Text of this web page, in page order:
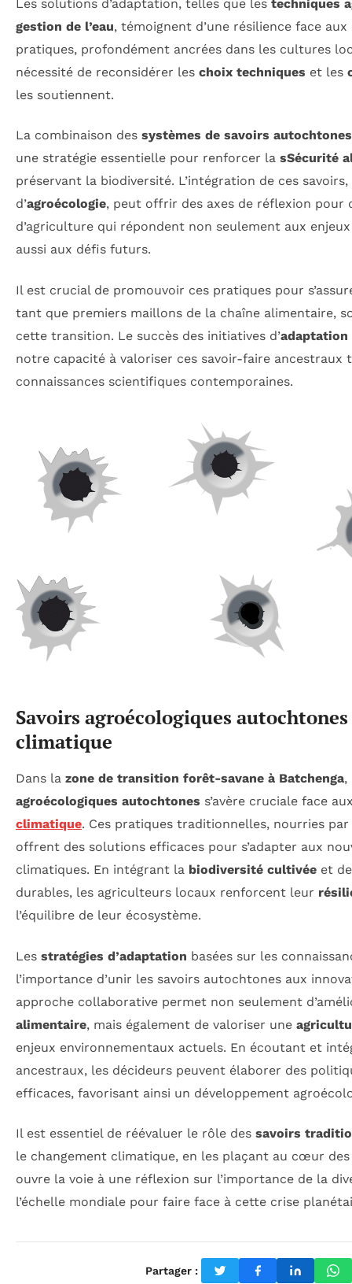
Les solutions d’adaptation, telles que les techniques
gestion de l’eau, témoignent d’une résilience face
pratiques, profondément ancrées dans les cultures
nécessité de reconsidérer les choix techniques et les
les soutiennent.
La combinaison des systèmes de savoirs
une stratégie essentielle pour renforcer la sSécurité
préservant la biodiversité. L’intégration de ces
d’agroécologie, peut offrir des axes de réflexion pour
d’agriculture qui répondent non seulement aux
aussi aux défis futurs.
Il est crucial de promouvoir ces pratiques pour
tant que premiers maillons de la chaîne alimentaire,
cette transition. Le succès des initiatives d’
notre capacité à valoriser ces savoir-faire
connaissances scientifiques contemporaines.
Savoirs agroécologiques
climatique
Dans la zone de transition forêt-savane à Batchenga,
agroécologiques autochtones s’avère cruciale face
climatique. Ces pratiques traditionnelles, nourries par
offrent des solutions efficaces pour s’adapter aux
climatiques. En intégrant la biodiversité cultivée et
durables, les agriculteurs locaux renforcent leur
l’équilibre de leur écosystème.
Les stratégies d’adaptation basées sur les
l’importance d’unir les savoirs autochtones aux
approche collaborative permet non seulement
alimentaire, mais également de valoriser une
enjeux environnementaux actuels. En écoutant et
ancestraux, les décideurs peuvent élaborer des
efficaces, favorisant ainsi un développement
Il est essentiel de réévaluer le rôle des savoirs
le changement climatique, en les plaçant au cœur
ouvre la voie à une réflexion sur l’importance de la
l’échelle mondiale pour faire face à cette crise
Partager :